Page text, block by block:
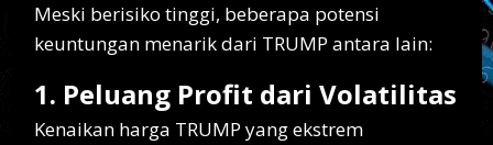
Meski berisiko tinggi, beberapa potensi
keuntungan menarik dari TRUMP antara lain:
1. Peluang Profit dari Volatilitas
Kenaikan harga TRUMP yang ekstrem